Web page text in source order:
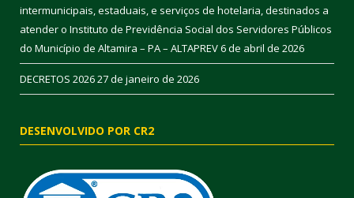
intermunicipais, estaduais, e serviços de hotelaria, destinados a
atender o Instituto de Previdência Social dos Servidores Públicos
do Município de Altamira – PA – ALTAPREV6 de abril de 2026
DECRETOS 202627 de janeiro de 2026
DESENVOLVIDO POR CR2